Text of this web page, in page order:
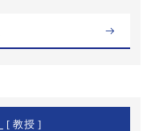
[ 教授 ]